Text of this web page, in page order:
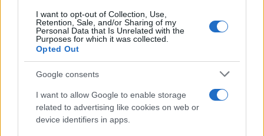
I want to opt-out of Collection, Use,
Retention, Sale, and/or Sharing of my
Personal Data that Is Unrelated with the
Purposes for which it was collected.
Opted Out
Google consents
I want to allow Google to enable storage
related to advertising like cookies on web or
device identifiers in apps.